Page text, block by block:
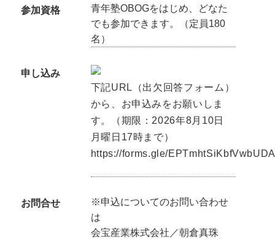
参加資格
青年塾OBOGをはじめ、どなた
でも参加できます。（定員180
名）
申し込み
下記URL（出欠回答フォーム）
から、お申込みをお願いしま
す。（期限：2026年8月10日
月曜日17時まで）
https://forms.gle/EPTmhtSiKbfVwbUDA
お問合せ
※申込についてのお問い合わせ
は
会宝産業株式会社／朝倉真珠